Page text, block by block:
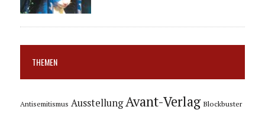
THEMEN
Antisemitismus Ausstellung Avant-Verlag Blockbuster